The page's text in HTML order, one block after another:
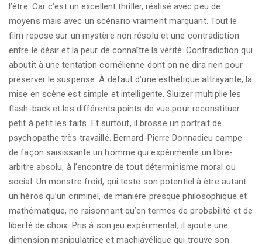
l’être. Car c’est un excellent thriller, réalisé avec peu de
moyens mais avec un scénario vraiment marquant. Tout le
film repose sur un mystère non résolu et une contradiction
entre le désir et la peur de connaître la vérité. Contradiction qui
aboutit à une tentation cornélienne dont on ne dira rien pour
préserver le suspense. À défaut d’une esthétique attrayante, la
mise en scène est simple et intelligente. Sluizer multiplie les
flash-back et les différents points de vue pour reconstituer
petit à petit les faits. Et surtout, il brosse un portrait de
psychopathe très travaillé. Bernard-Pierre Donnadieu campe
de façon saisissante un homme qui expérimente un libre-
arbitre absolu, à l’encontre de tout déterminisme moral ou
social. Un monstre froid, qui teste son potentiel à être autant
un héros qu’un criminel, de manière presque philosophique et
mathématique, ne raisonnant qu’en termes de probabilité et de
liberté de choix. Pris à son jeu expérimental, il ajoute une
dimension manipulatrice et machiavélique qui trouve son